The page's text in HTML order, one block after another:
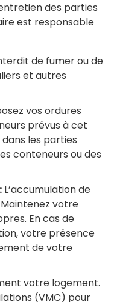
des parties
est responsable
de fumer ou de
et autres
vos ordures
prévus à cet
les parties
conteneurs ou des
L’accumulation de
votre
En cas de
votre présence
de votre
votre logement.
(VMC) pour